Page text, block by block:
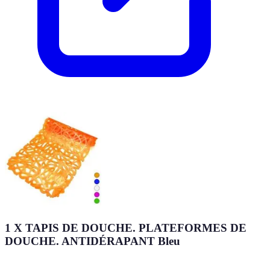
1 X TAPIS DE DOUCHE. PLATEFORMES DE
DOUCHE. ANTIDÉRAPANT Bleu